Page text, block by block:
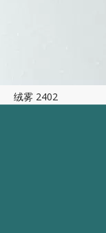
绒雾 2402